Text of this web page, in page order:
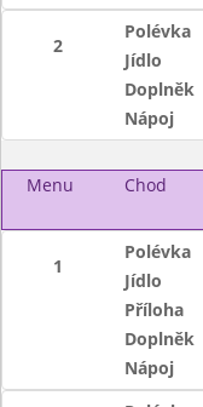
2
Polévka
Jídlo
Doplněk
Nápoj
Menu Chod
1
Polévka
Jídlo
Příloha
Doplněk
Nápoj